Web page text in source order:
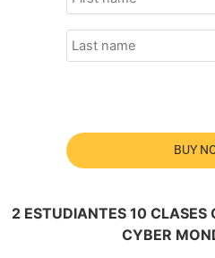
BUY
2 ESTUDIANTES 10 CLASES
CYBER